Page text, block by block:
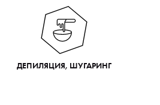
ДЕПИЛЯЦИЯ, ШУГАРИНГ